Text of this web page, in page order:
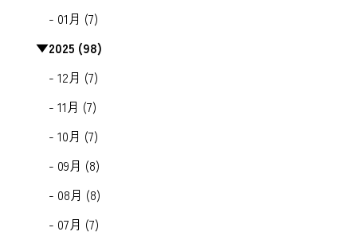
- 01月 (7)
▼2025 (98)
- 12月 (7)
- 11月 (7)
- 10月 (7)
- 09月 (8)
- 08月 (8)
- 07月 (7)